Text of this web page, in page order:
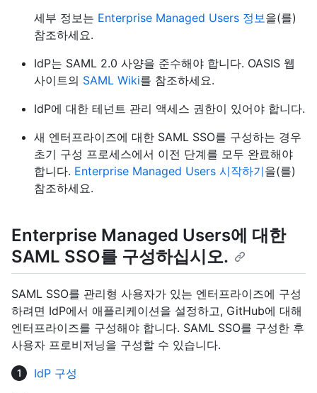
세부 정보는 Enterprise Managed Users 정보을(를)
참조하세요.
IdP는 SAML 2.0 사양을 준수해야 합니다. OASIS 웹
사이트의 SAML Wiki를 참조하세요.
IdP에 대한 테넌트 관리 액세스 권한이 있어야 합니다.
새 엔터프라이즈에 대한 SAML SSO를 구성하는 경우
초기 구성 프로세스에서 이전 단계를 모두 완료해야
합니다. Enterprise Managed Users 시작하기을(를)
참조하세요.
Enterprise Managed Users에 대한
SAML SSO를 구성하십시오.
SAML SSO를 관리형 사용자가 있는 엔터프라이즈에 구성
하려면 IdP에서 애플리케이션을 설정하고, GitHub에 대해
엔터프라이즈를 구성해야 합니다. SAML SSO를 구성한 후
사용자 프로비저닝을 구성할 수 있습니다.
IdP 구성